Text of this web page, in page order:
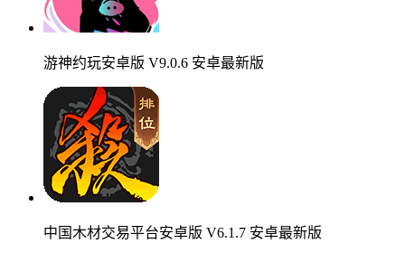
游神约玩安卓版 V9.0.6 安卓最新版
中国木材交易平台安卓版 V6.1.7 安卓最新版